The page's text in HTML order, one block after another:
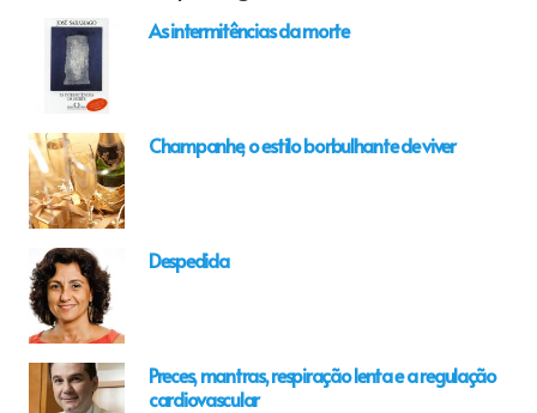
As intermitências da morte
Champanhe, o estilo borbulhante de viver
Despedida
Preces, mantras, respiração lenta e a regulação
cardiovascular